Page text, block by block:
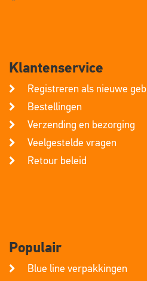
Klantenservice
Registreren als nieuwe
Bestellingen
Verzending en bezorging
Veelgestelde vragen
Retour beleid
Populair
Blue line verpakkingen